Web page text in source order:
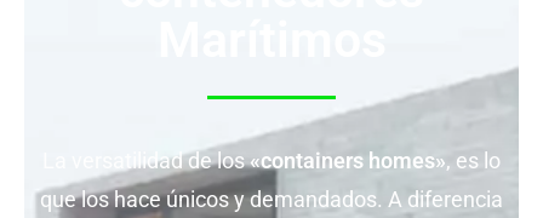
La versatilidad de los«containers homes», es lo
que los hace únicos y demandados. A diferencia